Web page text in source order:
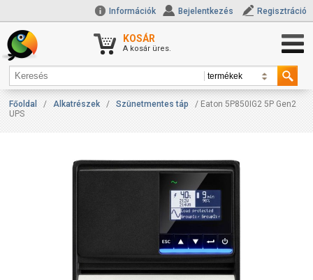
Információk Bejelentkezés Regisztráció
KOSÁR
A kosár üres.
Főoldal / Alkatrészek / Szünetmentes táp
/ Eaton 5P850IG2 5P Gen2
UPS